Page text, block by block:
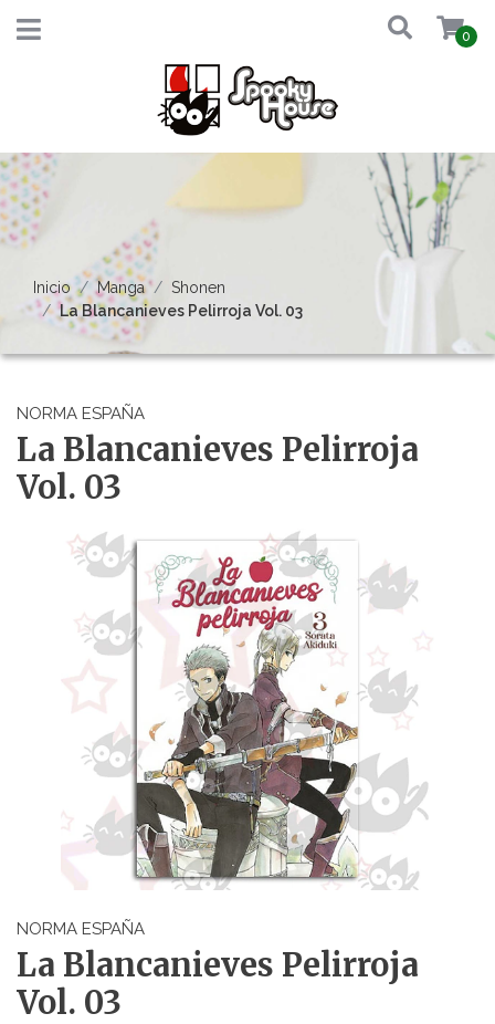
0
Inicio Manga
Shonen
La Blancanieves Pelirroja Vol. 03
NORMA ESPAÑA
La Blancanieves Pelirroja
Vol. 03
NORMA ESPAÑA
La Blancanieves Pelirroja
Vol. 03